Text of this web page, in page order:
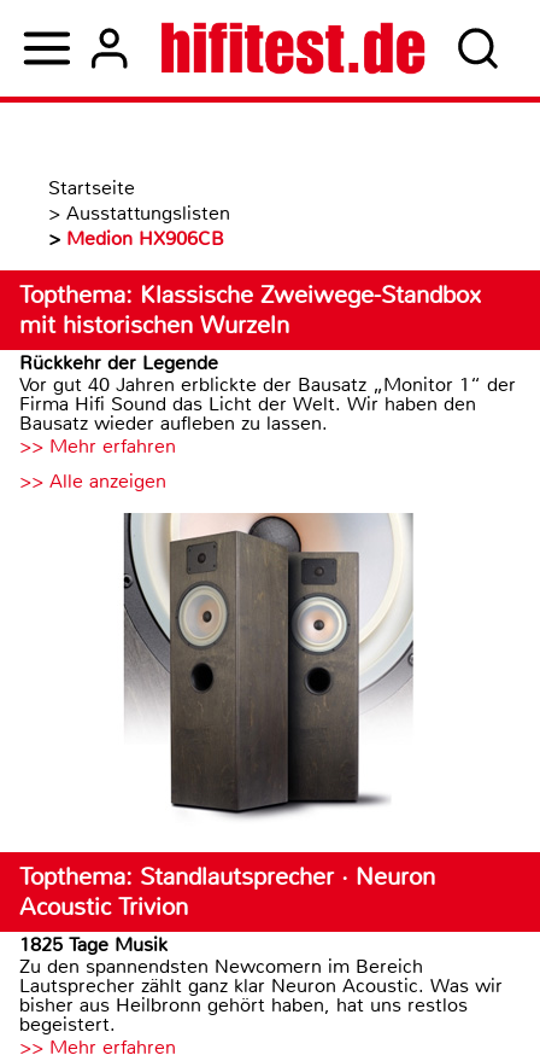
Startseite
> Ausstattungslisten
> Medion HX906CB
Topthema: Klassische Zweiwege-Standbox
mit historischen Wurzeln
Rückkehr der Legende
Vor gut 40 Jahren erblickte der Bausatz „Monitor 1“ der
Firma Hifi Sound das Licht der Welt. Wir haben den
Bausatz wieder aufleben zu lassen.
>> Mehr erfahren
>> Alle anzeigen
Topthema: Standlautsprecher · Neuron
Acoustic Trivion
1825 Tage Musik
Zu den spannendsten Newcomern im Bereich
Lautsprecher zählt ganz klar Neuron Acoustic. Was wir
bisher aus Heilbronn gehört haben, hat uns restlos
begeistert.
>> Mehr erfahren